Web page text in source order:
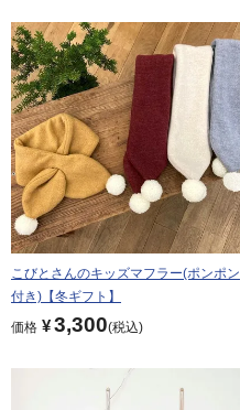
こびとさんのキッズマフラー(ポンポン
付き)【冬ギフト】
価格 ¥3,300 税込